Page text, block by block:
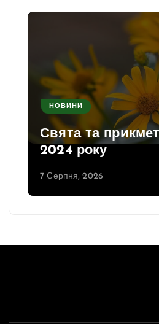
НОВИНИ
Свята та
2024 року
7 Серпня, 2026